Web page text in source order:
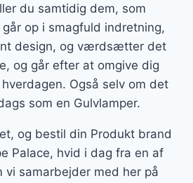
du samtidig dem, som
op i smagfuld indretning,
design, og værdsætter det
og går efter at omgive dig
Også selv om det
som en Gulvlamper.
og bestil din Produkt brand
Palace, hvid i dag fra en af
vi samarbejder med her på